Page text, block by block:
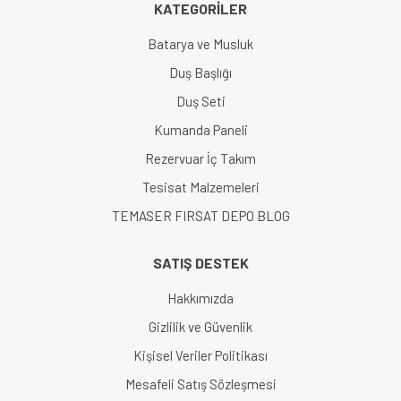
KATEGORİLER
Batarya ve Musluk
Duş Başlığı
Duş Seti
Kumanda Paneli
Rezervuar İç Takım
Tesisat Malzemeleri
TEMASER FIRSAT DEPO BLOG
SATIŞ DESTEK
Hakkımızda
Gizlilik ve Güvenlik
Kişisel Veriler Politikası
Mesafeli Satış Sözleşmesi